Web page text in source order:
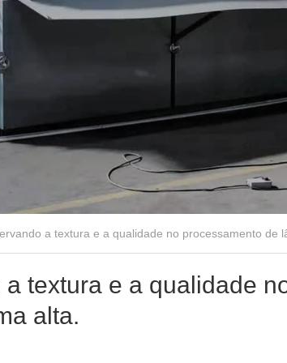
a textura e a qualidade no processamento de
textura e a qualidade
alta.